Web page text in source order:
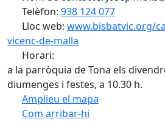
Telèfon: 938 124 077
Lloc web: www.bisbatvic.org/
vicenc-de-malla
Horari:
a la parròquia de Tona els
diumenges i festes, a 10.30 h.
Amplieu el mapa
Com arribar-hi